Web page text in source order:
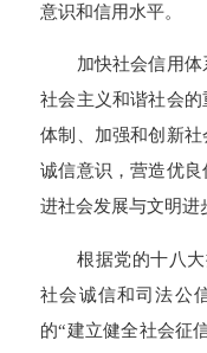
意识和信用水平。
加快社会信用体
社会主义和谐社会
体制、加强和创新
诚信意识，营造优
进社会发展与文明
根据党的十八大
社会诚信和司法公
的“建立健全社会征